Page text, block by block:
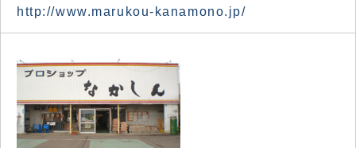
http://www.marukou-kanamono.jp/